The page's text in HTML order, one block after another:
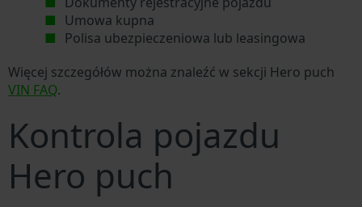
Umowa kupna
Polisa ubezpieczeniowa lub leasingowa
Więcej szczegółów można znaleźć w sekcji Hero puch
VIN FAQ.
Kontrola pojazdu
Hero puch